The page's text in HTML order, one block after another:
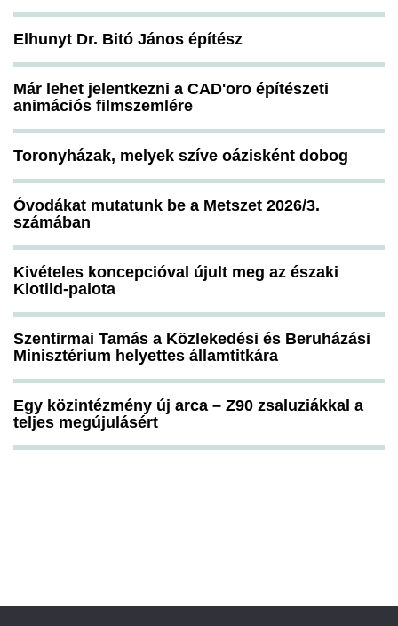
Elhunyt Dr. Bitó János építész
Már lehet jelentkezni a CAD'oro építészeti
animációs filmszemlére
Toronyházak, melyek szíve oázisként dobog
Óvodákat mutatunk be a Metszet 2026/3.
számában
Kivételes koncepcióval újult meg az északi
Klotild-palota
Szentirmai Tamás a Közlekedési és Beruházási
Minisztérium helyettes államtitkára
Egy közintézmény új arca – Z90 zsaluziákkal a
teljes megújulásért